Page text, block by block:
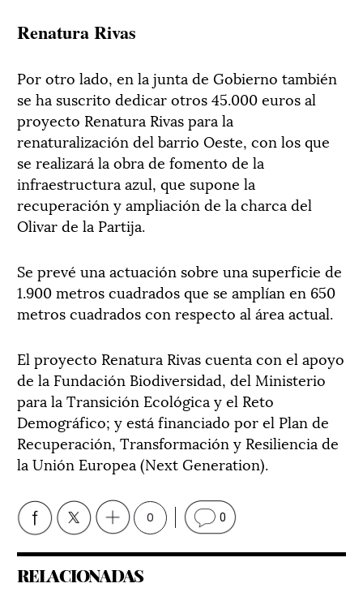
Renatura Rivas
Por otro lado, en la junta de Gobierno también
se ha suscrito dedicar otros 45.000 euros al
proyecto Renatura Rivas para la
renaturalización del barrio Oeste, con los que
se realizará la obra de fomento de la
infraestructura azul, que supone la
recuperación y ampliación de la charca del
Olivar de la Partija.
Se prevé una actuación sobre una superficie de
1.900 metros cuadrados que se amplían en 650
metros cuadrados con respecto al área actual.
El proyecto Renatura Rivas cuenta con el apoyo
de la Fundación Biodiversidad, del Ministerio
para la Transición Ecológica y el Reto
Demográfico; y está financiado por el Plan de
Recuperación, Transformación y Resiliencia de
la Unión Europea (Next Generation).
0 0
RELACIONADAS